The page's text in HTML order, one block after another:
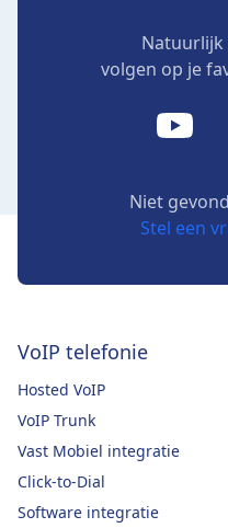
Natuurlijk
volgen op je
Niet
Stel een
VoIP telefonie
Hosted VoIP
VoIP Trunk
Vast Mobiel integratie
Click-to-Dial
Software integratie